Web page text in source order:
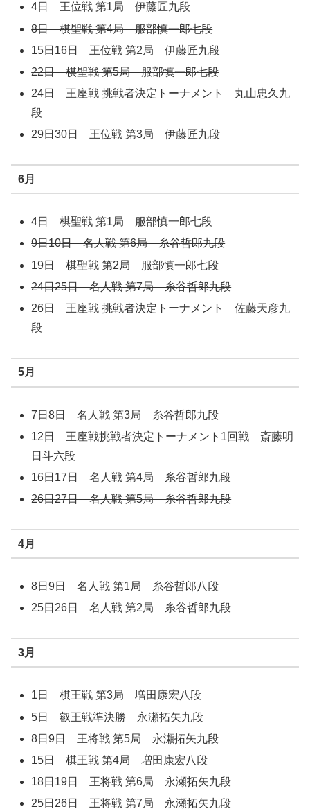
4日 王位戦 第1局 伊藤匠九段
8日 棋聖戦 第4局 服部慎一郎七段
15日16日 王位戦 第2局 伊藤匠九段
22日 棋聖戦 第5局 服部慎一郎七段
24日 王座戦 挑戦者決定トーナメント 丸山忠久九
段
29日30日 王位戦 第3局 伊藤匠九段
6月
4日 棋聖戦 第1局 服部慎一郎七段
9日10日 名人戦 第6局 糸谷哲郎九段
19日 棋聖戦 第2局 服部慎一郎七段
24日25日 名人戦 第7局 糸谷哲郎九段
26日 王座戦 挑戦者決定トーナメント 佐藤天彦九
段
5月
7日8日 名人戦 第3局 糸谷哲郎九段
12日 王座戦挑戦者決定トーナメント1回戦 斎藤明
日斗六段
16日17日 名人戦 第4局 糸谷哲郎九段
26日27日 名人戦 第5局 糸谷哲郎九段
4月
8日9日 名人戦 第1局 糸谷哲郎八段
25日26日 名人戦 第2局 糸谷哲郎九段
3月
1日 棋王戦 第3局 増田康宏八段
5日 叡王戦準決勝 永瀬拓矢九段
8日9日 王将戦 第5局 永瀬拓矢九段
15日 棋王戦 第4局 増田康宏八段
18日19日 王将戦 第6局 永瀬拓矢九段
25日26日 王将戦 第7局 永瀬拓矢九段